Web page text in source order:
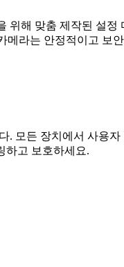
해 맞춤 제작된 설
메라는 안정적이고 보
모든 장치에서 사용
하고 보호하세요.